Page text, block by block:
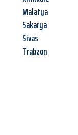
Malatya
Sakarya
Sivas
Trabzon